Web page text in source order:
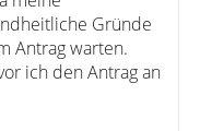
Gründe
Antrag warten.
ich den Antrag an